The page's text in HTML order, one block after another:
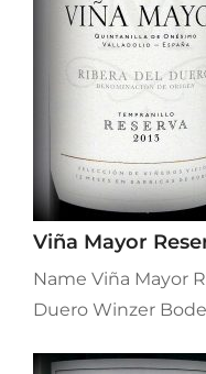
Viña Mayor
Name Viña Mayor
Duero Winzer